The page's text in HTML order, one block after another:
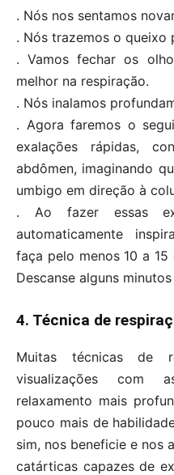
. Nós nos sentamos
. Nós trazemos o queixo
. Vamos fechar os
melhor na respiração.
. Nós inalamos
. Agora faremos o
exalações rápidas,
abdômen, imaginando
umbigo em direção à
. Ao fazer essas
automaticamente
faça pelo menos 10 a 15
Descanse alguns
4. Técnica de
Muitas técnicas de
visualizações com
relaxamento mais
pouco mais de
sim, nos beneficie e nos
catárticas capazes de